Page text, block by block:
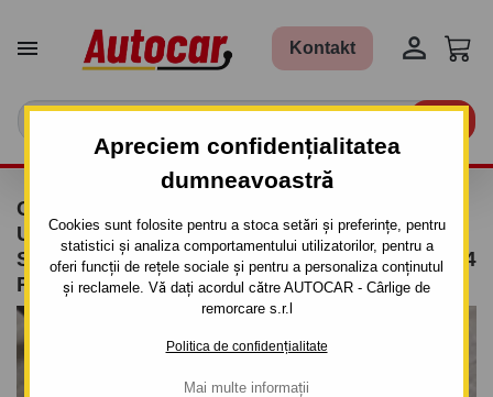
Apreciem confidențialitatea
dumneavoastră
Cookies sunt folosite pentru a stoca setări și preferințe, pentru
statistici și analiza comportamentului utilizatorilor, pentru a
oferi funcții de rețele sociale și pentru a personaliza conținutul
și reclamele. Vă dați acordul către AUTOCAR - Cârlige de
remorcare s.r.l
Politica de confidențialitate
Mai multe informații
 Kontakt 
CÂRLIG DE REMORCARE PENTRU FIAT
ULLYSSE - 5UŞI, VAN, (220) - SISTEM
SEMIDEMONTABIL -CU ŞURUBURI - DIN 1994
PÂNĂ 2002